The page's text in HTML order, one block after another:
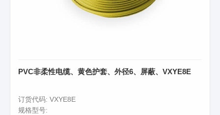
PVC非柔性电缆、黄色护套、外径6、屏蔽、VXYE8E
订货代码: VXYE8E
规格型号: